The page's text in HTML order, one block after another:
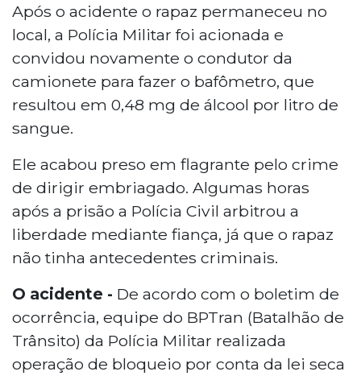
Após o acidente o rapaz permaneceu no
local, a Polícia Militar foi acionada e
convidou novamente o condutor da
camionete para fazer o bafômetro, que
resultou em 0,48 mg de álcool por litro de
sangue.
Ele acabou preso em flagrante pelo crime
de dirigir embriagado. Algumas horas
após a prisão a Polícia Civil arbitrou a
liberdade mediante fiança, já que o rapaz
não tinha antecedentes criminais.
O acidente - De acordo com o boletim de
ocorrência, equipe do BPTran (Batalhão de
Trânsito) da Polícia Militar realizada
operação de bloqueio por conta da lei seca